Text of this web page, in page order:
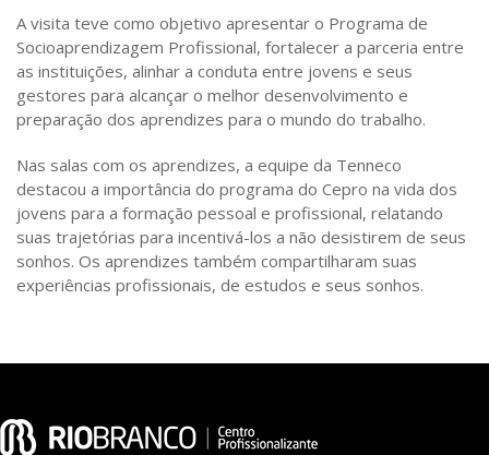
A visita teve como objetivo apresentar o Programa de
Socioaprendizagem Profissional, fortalecer a parceria entre
as instituições, alinhar a conduta entre jovens e seus
gestores para alcançar o melhor desenvolvimento e
preparação dos aprendizes para o mundo do trabalho.
Nas salas com os aprendizes, a equipe da Tenneco
destacou a importância do programa do Cepro na vida dos
jovens para a formação pessoal e profissional, relatando
suas trajetórias para incentivá-los a não desistirem de seus
sonhos. Os aprendizes também compartilharam suas
experiências profissionais, de estudos e seus sonhos.